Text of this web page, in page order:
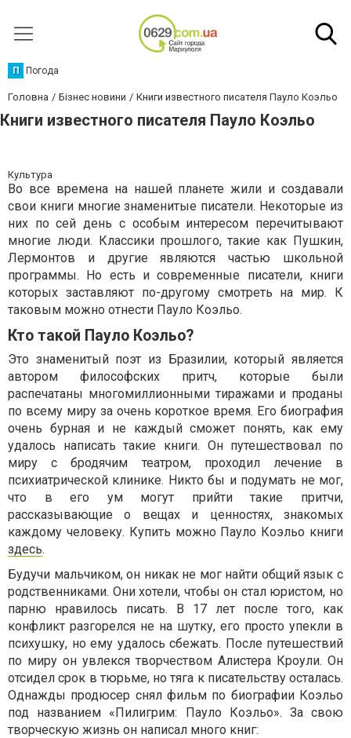
П Погода
Головна Бізнес новини Книги известного писателя Пауло Коэльо
Книги известного писателя Пауло Коэльо
Культура
Во все времена на нашей планете жили и создавали
свои книги многие знаменитые писатели. Некоторые из
них по сей день с особым интересом перечитывают
многие люди. Классики прошлого, такие как Пушкин,
Лермонтов и другие являются частью школьной
программы. Но есть и современные писатели, книги
которых заставляют по-другому смотреть на мир. К
таковым можно отнести Пауло Коэльо.
Кто такой Пауло Коэльо?
Это знаменитый поэт из Бразилии, который является
автором философских притч, которые были
распечатаны многомиллионными тиражами и проданы
по всему миру за очень короткое время. Его биография
очень бурная и не каждый сможет понять, как ему
удалось написать такие книги. Он путешествовал по
миру с бродячим театром, проходил лечение в
психиатрической клинике. Никто бы и подумать не мог,
что в его ум могут прийти такие притчи,
рассказывающие о вещах и ценностях, знакомых
каждому человеку. Купить можно Пауло Коэльо книги
здесь.
Будучи мальчиком, он никак не мог найти общий язык с
родственниками. Они хотели, чтобы он стал юристом, но
парню нравилось писать. В 17 лет после того, как
конфликт разгорелся не на шутку, его просто упекли в
психушку, но ему удалось сбежать. После путешествий
по миру он увлекся творчеством Алистера Кроули. Он
отсидел срок в тюрьме, но тяга к писательству осталась.
Однажды продюсер снял фильм по биографии Коэльо
под названием «Пилигрим: Пауло Коэльо». За свою
творческую жизнь он написал много книг: